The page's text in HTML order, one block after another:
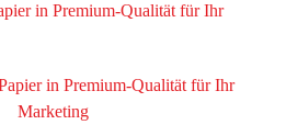
in Premium-Qualität für Ihr